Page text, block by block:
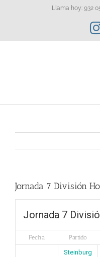
Llama hoy: 932
Jornada 7 División
Jornada 7
Fecha Partido
Steinburg